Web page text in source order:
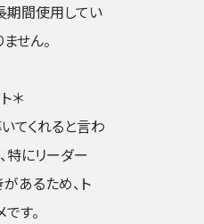
期間使用してい
せん。
＊
てくれると言わ
特にリーダー
あるため、ト
す。